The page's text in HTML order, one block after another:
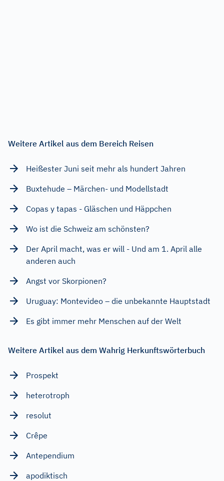
Weitere Artikel aus dem Bereich Reisen
Heißester Juni seit mehr als hundert Jahren
Buxtehude – Märchen- und Modellstadt
Copas y tapas - Gläschen und Häppchen
Wo ist die Schweiz am schönsten?
Der April macht, was er will - Und am 1. April alle
anderen auch
Angst vor Skorpionen?
Uruguay: Montevideo – die unbekannte Hauptstadt
Es gibt immer mehr Menschen auf der Welt
Weitere Artikel aus dem Wahrig Herkunftswörterbuch
Prospekt
heterotroph
resolut
Crêpe
Antependium
apodiktisch